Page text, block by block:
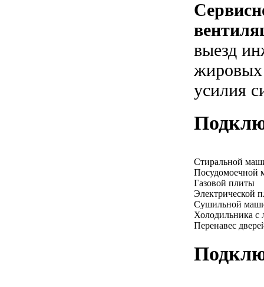
выезд
жировых
усилия
Стиральной
Посудомоечной
Газовой плиты
Электрической
Сушильной
Холодильника с
Перенавес